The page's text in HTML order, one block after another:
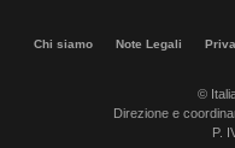
Chi siamo Note Legali
©
Direzione e
P.